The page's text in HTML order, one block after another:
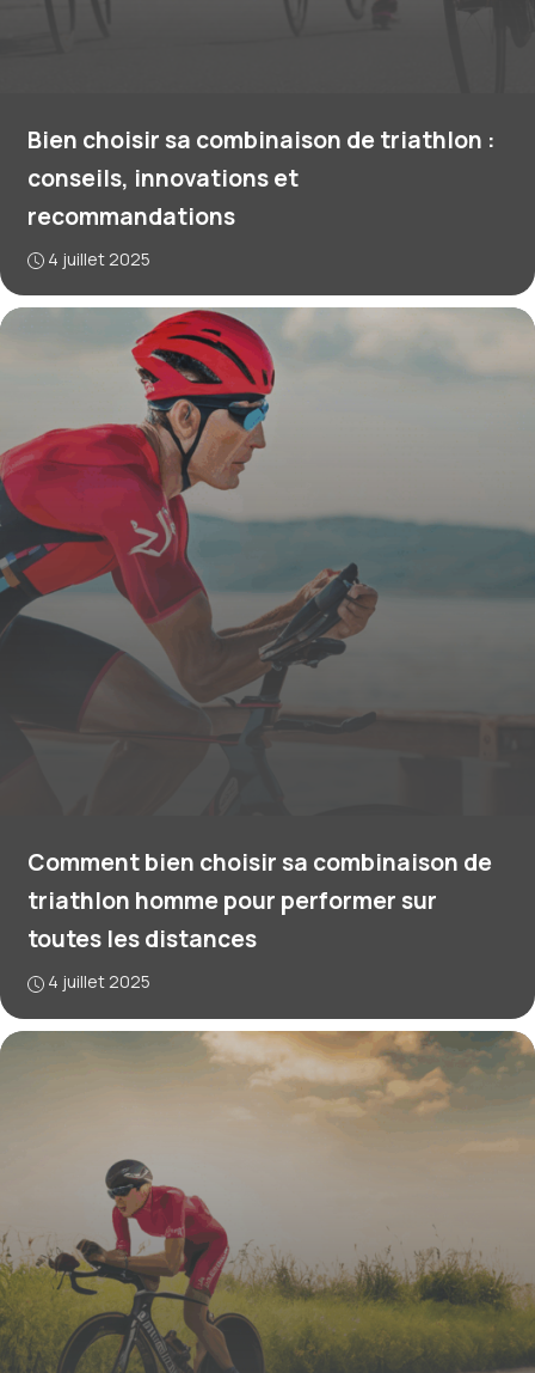
Bien choisir sa combinaison de triathlon :
conseils, innovations et
recommandations
4 juillet 2025
Comment bien choisir sa combinaison de
triathlon homme pour performer sur
toutes les distances
4 juillet 2025